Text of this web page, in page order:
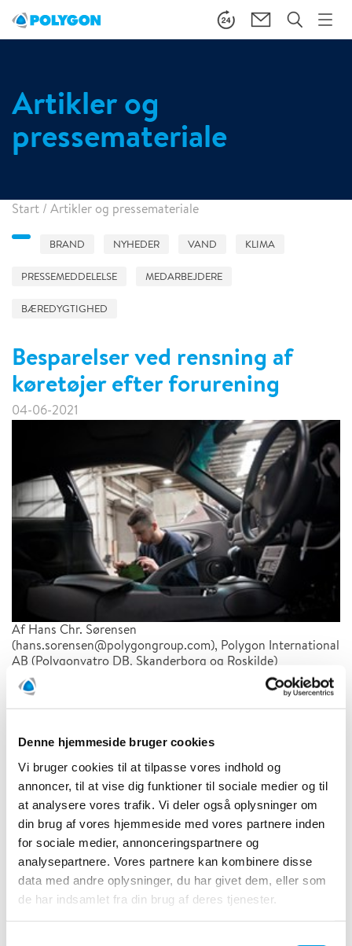
Denne hjemmeside bruger cookies
Vi bruger cookies til at tilpasse vores indhold og
annoncer, til at vise dig funktioner til sociale medier og til
at analysere vores trafik. Vi deler også oplysninger om
din brug af vores hjemmeside med vores partnere inden
for sociale medier, annonceringspartnere og
analysepartnere. Vores partnere kan kombinere disse
data med andre oplysninger, du har givet dem, eller som
de har indsamlet fra din brug af deres tjenester.
Artikler og
pressemateriale
Start / Artikler og pressemateriale
BRAND NYHEDER VAND KLIMA
PRESSEMEDDELELSE MEDARBEJDERE
BÆREDYGTIGHED
Besparelser ved rensning af
køretøjer efter forurening
04-06-2021
Af Hans Chr. Sørensen
(hans.sorensen@polygongroup.com), Polygon International
AB (Polygonvatro DB, Skanderborg og Roskilde)
LÆS MERE
Følgeskader og
følgeskadebekæmpelse efter
brand i Lithium Ion batterier
01-06-2021